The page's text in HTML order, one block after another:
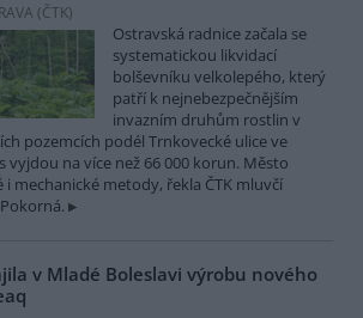
(ČTK)
Ostravská radnice začala se
systematickou likvidací
bolševníku velkolepého, který
patří k nejnebezpečnějším
invazním druhům rostlin v
pozemcích podél Trnkovecké ulice ve
vyjdou na více než 66 000 korun. Město
mechanické metody, řekla ČTK mluvčí
v Mladé Boleslavi výrobu nového